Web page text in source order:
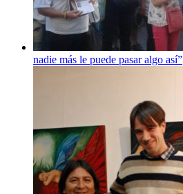
nadie más le puede pasar algo así”